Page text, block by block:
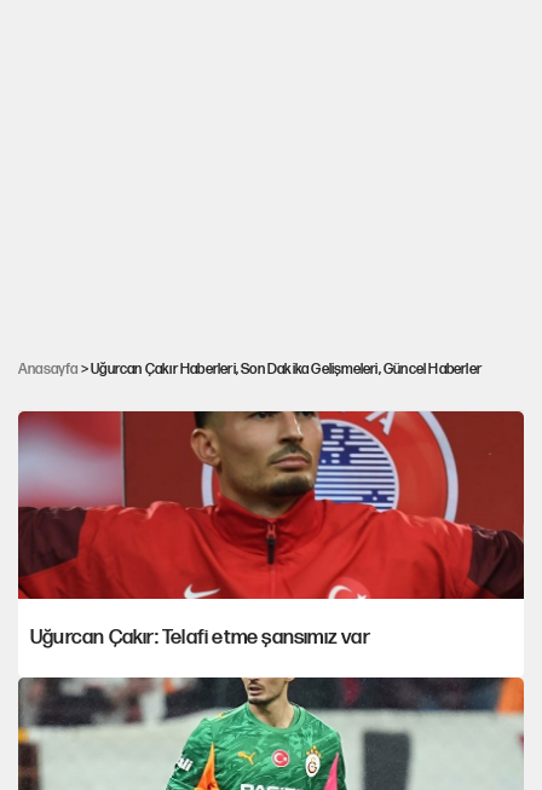
Anasayfa > Uğurcan Çakır Haberleri, Son Dakika Gelişmeleri, Güncel Haberler
Uğurcan Çakır’dan Galatasaray itirafı
Uğurcan Çakır: Telafi etme şansımız var